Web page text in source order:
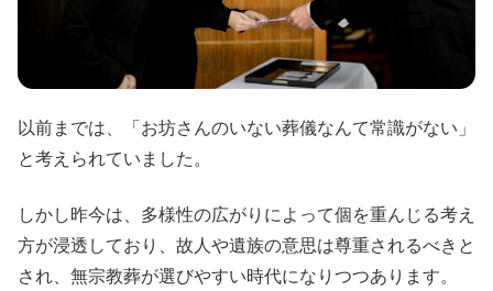
以前までは、「お坊さんのいない葬儀なんて常識がない」
と考えられていました。
しかし昨今は、多様性の広がりによって個を重んじる考え
方が浸透しており、故人や遺族の意思は尊重されるべきと
され、無宗教葬が選びやすい時代になりつつあります。